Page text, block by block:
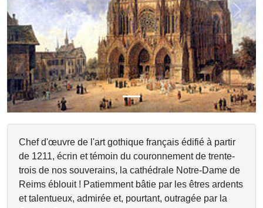
Previous Next
Chef d'œuvre de l'art gothique français édifié à partir
de 1211, écrin et témoin du couronnement de trente-
trois de nos souverains, la cathédrale Notre-Dame de
Reims éblouit ! Patiemment bâtie par les êtres ardents
et talentueux, admirée et, pourtant, outragée par la